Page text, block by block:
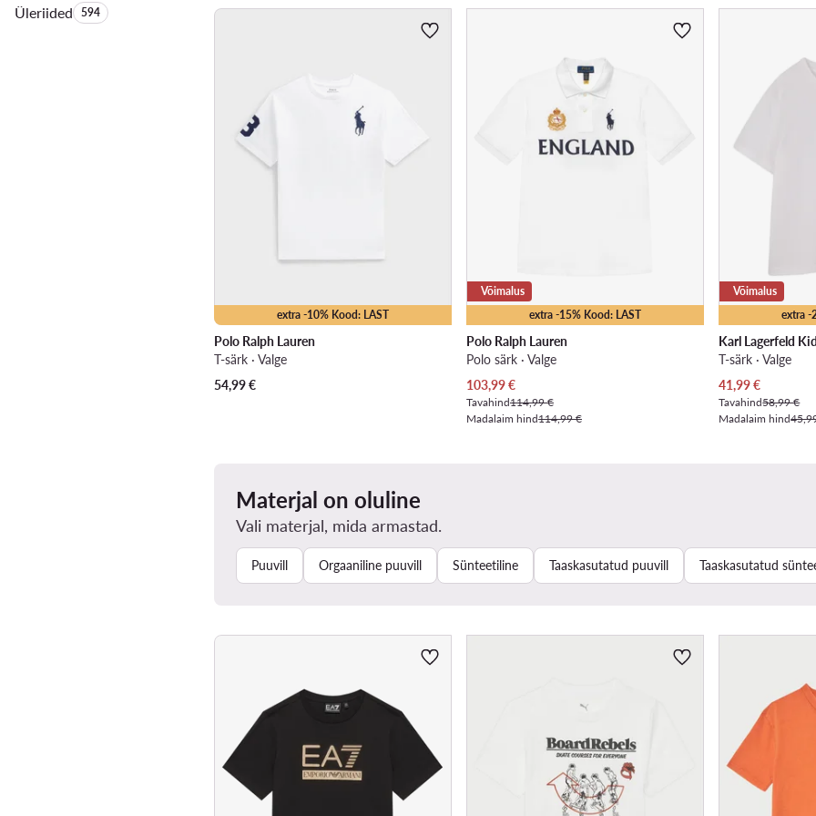
ÜleriidedToodete arv:
594
extra -10% Kood: LAST
Polo Ralph Lauren
T-särk · Valge
54,99€
extra -15% Kood: LAST
Võimalus
Polo Ralph Lauren
Polo särk · Valge
Praegune hind
103,99€
Tavahind114,99 €
Madalaim hind114,99 €
extra -
Võimalus
Karl Lagerfeld
T-särk · Valge
Praegune hind
41,99€
Tavahind58,99 €
Madalaim hind
Materjal on oluline
Vali materjal, mida armastad.
Puuvill Orgaaniline puuvill Sünteetiline Taaskasutatud puuvill Taaskasutatud